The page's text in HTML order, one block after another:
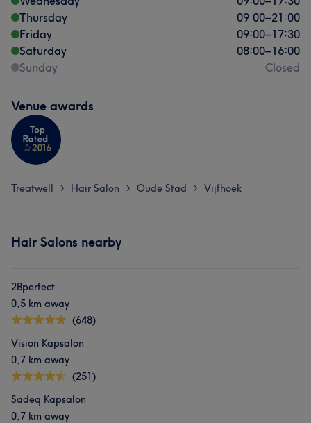
Thursday
09:00–21:00
Friday
09:00–17:30
Saturday
08:00–16:00
Sunday
Closed
Venue awards
Treatwell > Hair Salon > Oude Stad > Vijfhoek
Hair Salons nearby
2Bperfect
0,5 km away
(648)
Vision Kapsalon
0,7 km away
(251)
Sadeq Kapsalon
0,7 km away